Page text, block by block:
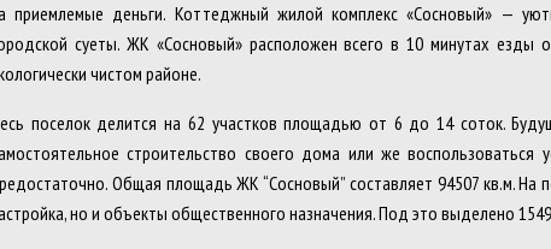
приемлемые деньги. Коттеджный жилой комплекс «Сосновый» —
суеты. ЖК «Сосновый» расположен всего в 10 минутах езды
чистом районе.
поселок делится на 62 участков площадью от 6 до 14 соток.
строительство своего дома или же воспользоваться
Общая площадь ЖК “Сосновый” составляет 94507 кв.м. На
но и объекты общественного назначения. Под это выделено